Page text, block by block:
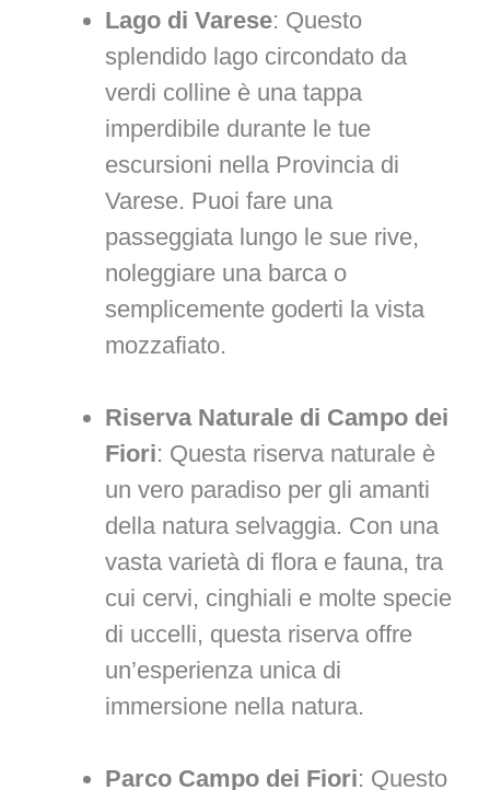
Lago di Varese: Questo
splendido lago circondato da
verdi colline è una tappa
imperdibile durante le tue
escursioni nella Provincia di
Varese. Puoi fare una
passeggiata lungo le sue rive,
noleggiare una barca o
semplicemente goderti la vista
mozzafiato.
Riserva Naturale di Campo dei
Fiori: Questa riserva naturale è
un vero paradiso per gli amanti
della natura selvaggia. Con una
vasta varietà di flora e fauna, tra
cui cervi, cinghiali e molte specie
di uccelli, questa riserva offre
un’esperienza unica di
immersione nella natura.
Parco Campo dei Fiori: Questo